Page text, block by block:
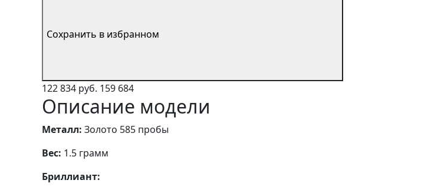
Сохранить в избранном
122 834 руб. 159 684
Описание модели
Металл: Золото 585 пробы
Вес: 1.5 грамм
Бриллиант: